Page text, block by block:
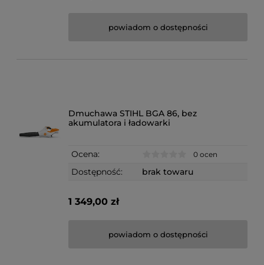
powiadom o dostępności
Dmuchawa STIHL BGA 86, bez
akumulatora i ładowarki
Ocena: 0 ocen
Dostępność: brak towaru
1 349,00 zł
powiadom o dostępności